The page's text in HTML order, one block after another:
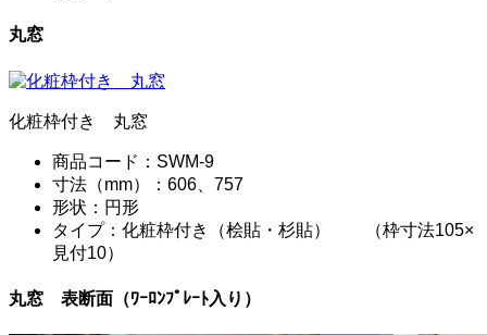
丸窓
化粧枠付き 丸窓
商品コード：SWM-9
寸法（mm）：606、757
形状：円形
タイプ：化粧枠付き（桧貼・杉貼） （枠寸法105×
見付10）
丸窓 表断面（ﾜｰﾛﾝﾌﾟﾚｰﾄ入り）